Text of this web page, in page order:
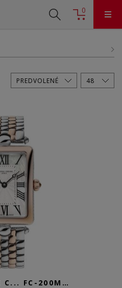
0
FREDERIQUE C... FC-200MPW2AC2B